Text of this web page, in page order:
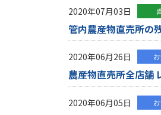
2020年07月03日
管内農産物直売所の
2020年06月26日
農産物直売所全店舗 レ
2020年06月05日